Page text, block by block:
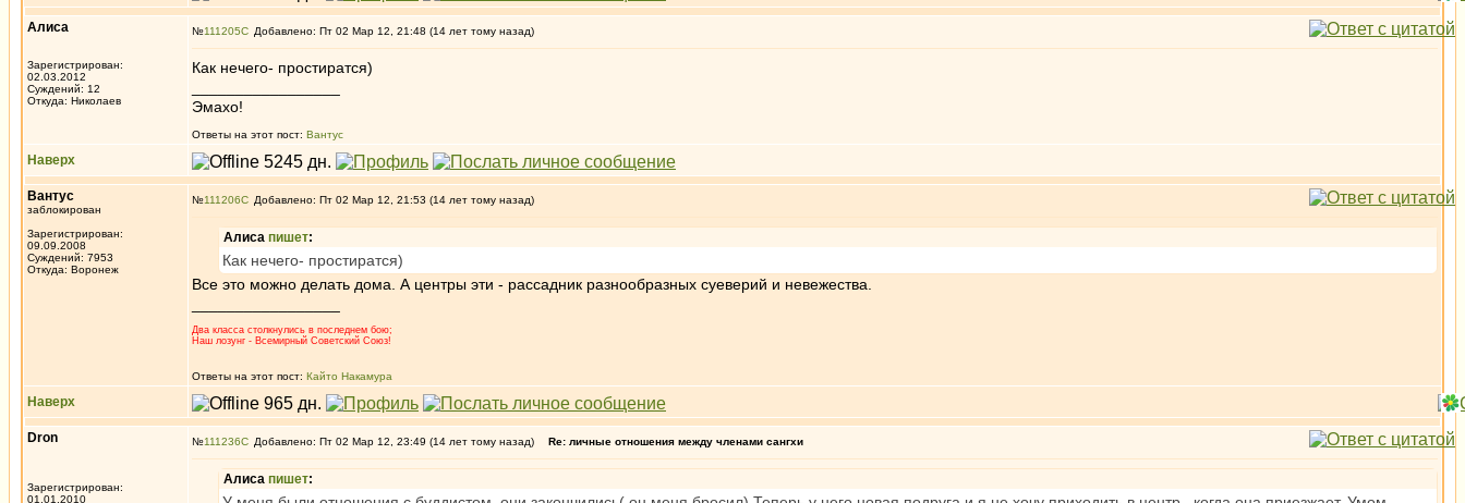
Алиса
Зарегистрирован:
02.03.2012
Суждений: 12
Откуда: Николаев
№111205 Добавлено: Пт 02 Мар 12, 21:48 (14 лет тому назад)
Как нечего- простиратся)
Эмахо!
Ответы на этот пост: Вантус
Наверх
Вантус
заблокирован
Зарегистрирован:
09.09.2008
Суждений: 7953
Откуда: Воронеж
№111206 Добавлено: Пт 02 Мар 12, 21:53 (14 лет тому назад)
Алиса пишет:
Как нечего- простиратся)
Все это можно делать дома. А центры эти - рассадник разнообразных суеверий и невежества.
Два класса столкнулись в последнем бою;
Наш лозунг - Всемирный Советский Союз!
Ответы на этот пост: Кайто Накамура
Наверх
Dron
Зарегистрирован:
01.01.2010
№111236 Добавлено: Пт 02 Мар 12, 23:49 (14 лет тому назад) Re: личные отношения между членами сангхи
Алиса пишет: